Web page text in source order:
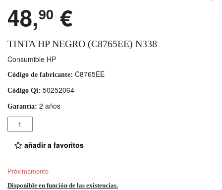
48,90 €
TINTA HP NEGRO (C8765EE) N338
Consumible HP
Código de fabricante: C8765EE
Código Qi: 50252064
Garantía: 2 años
Cantidad
añadir a favoritos
Próximamente
Disponible en función de las existencias.